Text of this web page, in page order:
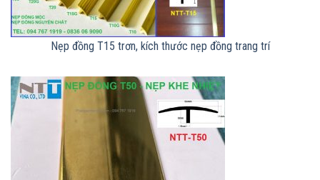
Nẹp đồng T15 trơn, kích thước nẹp đồng trang trí